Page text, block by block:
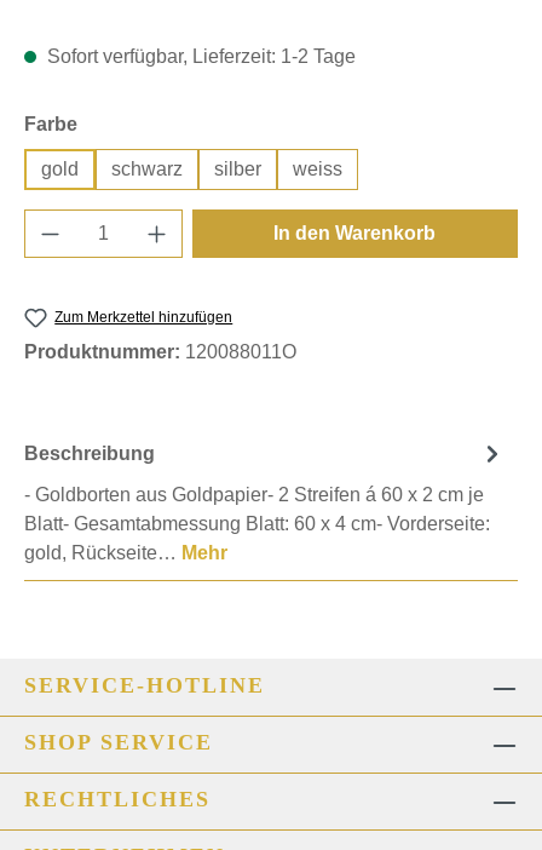
Sofort verfügbar, Lieferzeit: 1-2 Tage
Farbeauswählen
gold schwarz silber weiss
Produkt Anzahl: Gib den gewünschten
In den Warenkorb
Zum Merkzettel hinzufügen
Produktnummer: 120088011O
Beschreibung
- Goldborten aus Goldpapier- 2 Streifen á 60 x 2 cm je
Blatt- Gesamtabmessung Blatt: 60 x 4 cm- Vorderseite:
gold, Rückseite… Mehr
SERVICE-HOTLINE
SHOP SERVICE
RECHTLICHES